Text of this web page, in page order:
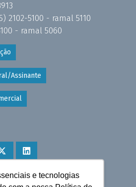
e tecnologias
2102-5100 - ramal 5110
- ramal 5060
Assinante